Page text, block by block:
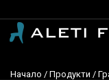
Начало / Продукти /